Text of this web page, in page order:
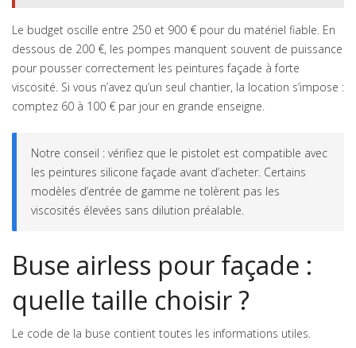
Le budget oscille entre 250 et 900 € pour du matériel fiable. En
dessous de 200 €, les pompes manquent souvent de puissance
pour pousser correctement les peintures façade à forte
viscosité. Si vous n’avez qu’un seul chantier, la location s’impose :
comptez 60 à 100 € par jour en grande enseigne.
Notre conseil : vérifiez que le pistolet est compatible avec
les peintures silicone façade avant d’acheter. Certains
modèles d’entrée de gamme ne tolèrent pas les
viscosités élevées sans dilution préalable.
Buse airless pour façade :
quelle taille choisir ?
Le code de la buse contient toutes les informations utiles.